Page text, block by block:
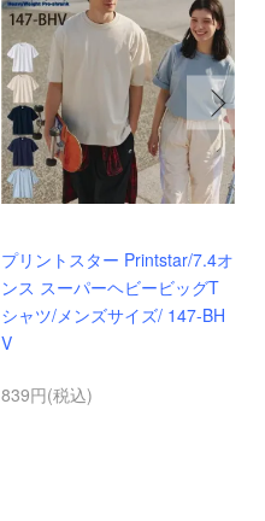
プリントスター Printstar/7.4オ
ンス スーパーヘビービッグT
シャツ/メンズサイズ/ 147-BH
V
839円(税込)